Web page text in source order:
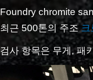
Foundry chromite
최근 500톤의 주조크
검사 항목은 무게, 패